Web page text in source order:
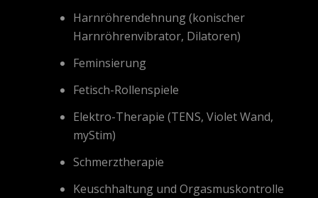
Harnröhrendehnung (konischer
Harnröhrenvibrator, Dilatoren)
Feminsierung
Fetisch-Rollenspiele
Elektro-Therapie (TENS, Violet Wand,
myStim)
Schmerztherapie
Keuschhaltung und Orgasmuskontrolle